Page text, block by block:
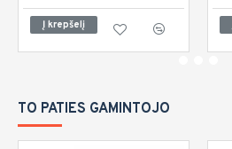
Į krepšelį
TO PATIES GAMINTOJO